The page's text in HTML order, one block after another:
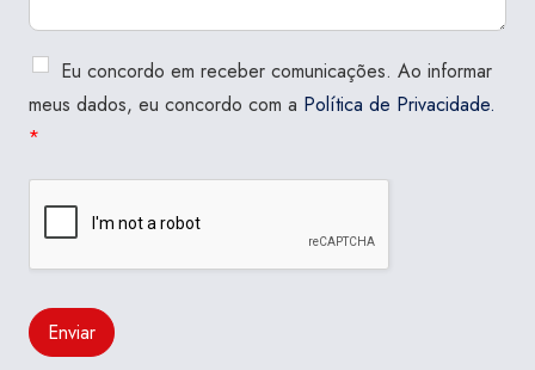
Eu concordo em receber comunicações. Ao informar
meus dados, eu concordo com a Política de Privacidade.
*
Enviar